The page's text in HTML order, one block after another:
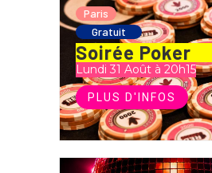
Paris
Gratuit
Soirée Poker
Lundi 31 Août à 20h15
PLUS D'INFOS